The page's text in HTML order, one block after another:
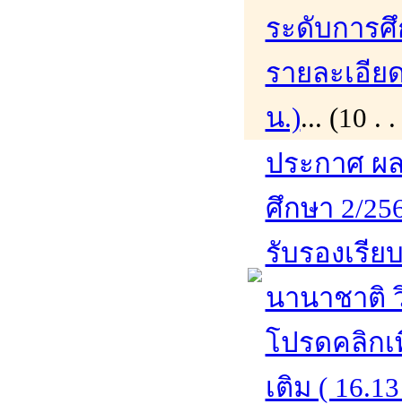
ระดับการ
รายละเอีย
น.)... (10
ประกาศ ผ
ศึกษา 2/
รับรองเรีย
นานาชาติ
โปรดคลิก
เติม (